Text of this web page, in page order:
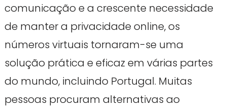
comunicação e a crescente necessidade
de manter a privacidade online, os
números virtuais tornaram-se uma
solução prática e eficaz em várias partes
do mundo, incluindo Portugal. Muitas
pessoas procuram alternativas ao